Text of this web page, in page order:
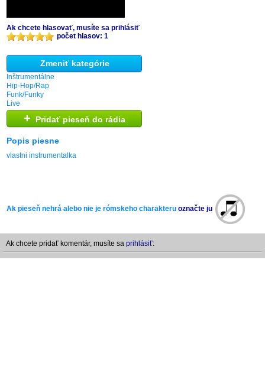
Ak chcete hlasovať, musíte sa prihlásiť
počet hlasov: 1
Zmeniť kategórie
Inštrumentálne
Hip-Hop/Rap
Funk/Funky
Live
+ Pridať pieseň do rádia
Popis piesne
vlastni instrumentalka
Ak pieseň nehrá alebo nie je rómskeho charakteru označte ju
Ak chcete pridať komentár, musíte sa prihlásiť: